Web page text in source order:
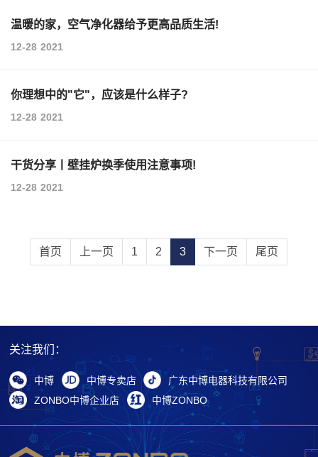
温暖的家，空气净化器给予更高品质生活!
12-28 2021
你理想中的"它"，应该是什么样子?
12-28 2021
干货分享丨壁挂炉换季使用注意事项!
12-28 2021
首页 上一页 1 2 3 下一页 尾页
关注我们：
中博 中博专卖店
广东中博电器科技有限公司
ZONBO中博企业店
中博ZONBO